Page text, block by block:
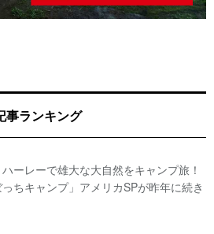
事ランキング
ハーレーで雄大な大自然をキャンプ旅！
っちキャンプ」アメリカSPが昨年に続き